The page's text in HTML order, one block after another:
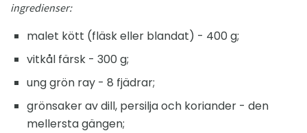
ingredienser:
malet kött (fläsk eller blandat) - 400 g;
vitkål färsk - 300 g;
ung grön ray - 8 fjädrar;
grönsaker av dill, persilja och koriander - den
mellersta gängen;